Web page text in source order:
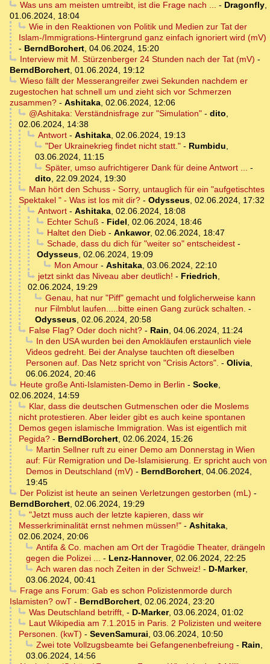
Was uns am meisten umtreibt, ist die Frage nach ... - Dragonfly,
01.06.2024, 18:04
Wie in den Reaktionen von Politik und Medien zur Tat der
Islam-/Immigrations-Hintergrund ganz einfach ignoriert wird (mV)
- BerndBorchert, 04.06.2024, 15:20
Interview mit M. Stürzenberger 24 Stunden nach der Tat (mV) -
BerndBorchert, 01.06.2024, 19:12
Wieso fällt der Messerangreifer zwei Sekunden nachdem er
zugestochen hat schnell um und zieht sich vor Schmerzen
zusammen? - Ashitaka, 02.06.2024, 12:06
@Ashitaka: Verständnisfrage zur "Simulation"- dito,
02.06.2024, 14:38
Antwort- Ashitaka, 02.06.2024, 19:13
"Der Ukrainekrieg findet nicht statt."- Rumbidu,
03.06.2024, 11:15
Später, umso aufrichtigerer Dank für deine Antwort ... -
dito, 22.09.2024, 19:30
Man hört den Schuss - Sorry, untauglich für ein "aufgetischtes
Spektakel " - Was ist los mit dir? - Odysseus, 02.06.2024, 17:32
Antwort- Ashitaka, 02.06.2024, 18:08
Echter Schuß - Fidel, 02.06.2024, 18:46
Haltet den Dieb- Ankawor, 02.06.2024, 18:47
Schade, dass du dich für "weiter so" entscheidest-
Odysseus, 02.06.2024, 19:09
Mon Amour- Ashitaka, 03.06.2024, 22:10
jetzt sinkt das Niveau aber deutlich! - Friedrich,
02.06.2024, 19:29
Genau, hat nur "Piff" gemacht und folglicherweise kann
nur Filmblut laufen.....bitte einen Gang zurück schalten. -
Odysseus, 02.06.2024, 20:58
False Flag? Oder doch nicht?- Rain, 04.06.2024, 11:24
In den USA wurden bei den Amokläufen erstaunlich viele
Videos gedreht. Bei der Analyse tauchten oft dieselben
Personen auf. Das Netz spricht von "Crisis Actors". - Olivia,
06.06.2024, 20:46
Heute große Anti-Islamisten-Demo in Berlin - Socke,
02.06.2024, 14:59
Klar, dass die deutschen Gutmenschen oder die Moslems
nicht protestieren. Aber leider gibt es auch keine spontanen
Demos gegen islamische Immigration. Was ist eigentlich mit
Pegida? - BerndBorchert, 02.06.2024, 15:26
Martin Sellner ruft zu einer Demo am Donnerstag in Wien
auf: Für Remigration und De-Islamisierung. Er spricht auch von
Demos in Deutschland (mV) - BerndBorchert, 04.06.2024,
19:45
Der Polizist ist heute an seinen Verletzungen gestorben (mL) -
BerndBorchert, 02.06.2024, 19:29
"Jetzt muss auch der letzte kapieren, dass wir
Messerkriminalität ernst nehmen müssen!" - Ashitaka,
02.06.2024, 20:06
Antifa & Co. machen am Ort der Tragödie Theater, drängeln
gegen die Polizei ... - Lenz-Hannover, 02.06.2024, 22:25
Ach waren das noch Zeiten in der Schweiz! - D-Marker,
03.06.2024, 00:41
Frage ans Forum: Gab es schon Polizistenmorde durch
Islamisten? owT - BerndBorchert, 02.06.2024, 23:20
Was Deutschland betrifft, - D-Marker, 03.06.2024, 01:02
Laut Wikipedia am 7.1.2015 in Paris. 2 Polizisten und weitere
Personen. (kwT) - SevenSamurai, 03.06.2024, 10:50
Zwei tote Vollzugsbeamte bei Gefangenenbefreiung - Rain,
03.06.2024, 14:56